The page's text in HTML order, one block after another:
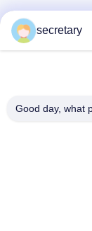
secretary
Good day, what